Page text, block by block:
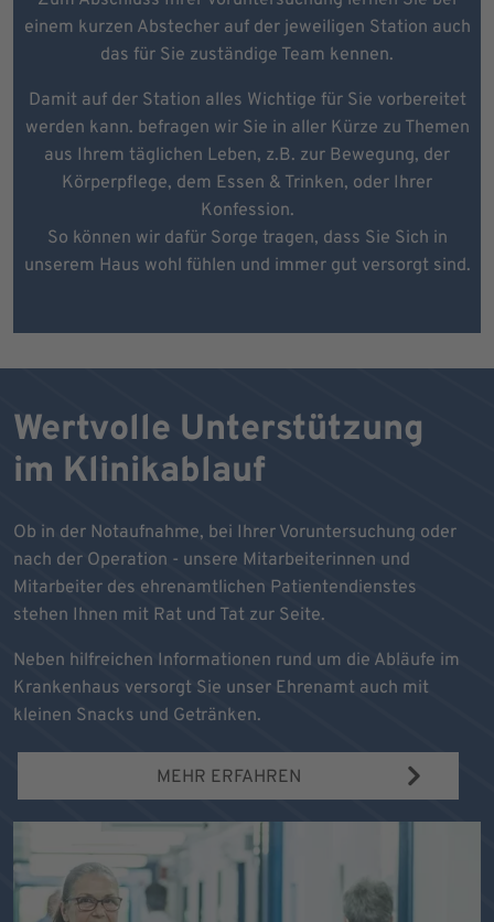
einem kurzen Abstecher auf der jeweiligen Station auch
das für Sie zuständige Team kennen.
Damit auf der Station alles Wichtige für Sie vorbereitet
werden kann. befragen wir Sie in aller Kürze zu Themen
aus Ihrem täglichen Leben, z.B. zur Bewegung, der
Körperpflege, dem Essen & Trinken, oder Ihrer
Konfession.
So können wir dafür Sorge tragen, dass Sie Sich in
unserem Haus wohl fühlen und immer gut versorgt sind.
Wertvolle Unterstützung
im Klinikablauf
Ob in der Notaufnahme, bei Ihrer Voruntersuchung oder
nach der Operation - unsere Mitarbeiterinnen und
Mitarbeiter des ehrenamtlichen Patientendienstes
stehen Ihnen mit Rat und Tat zur Seite.
Neben hilfreichen Informationen rund um die Abläufe im
Krankenhaus versorgt Sie unser Ehrenamt auch mit
kleinen Snacks und Getränken.
MEHR ERFAHREN